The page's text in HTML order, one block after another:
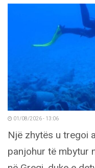
01/08/2026 - 13:06
Një zhytës u tregoi
panjohur të mbytur